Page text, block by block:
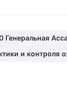
Генеральная
и контроля